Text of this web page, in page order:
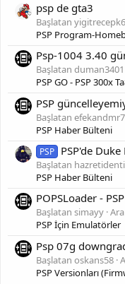
psp de gta3
Başlatan
PSP Program-
Psp-1004 3.40
Başlatan duman3401
PSP GO - PSP 300x
PSP
Başlatan
PSP Haber Bülteni
PSP PSP'de
Başlatan
PSP Haber Bülteni
POPSLoader -
Başlatan simayy
PSP İçin Emulatörler
Psp 07g
Başlatan oskans58
PSP Versionları